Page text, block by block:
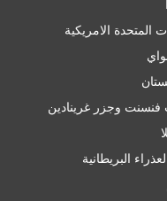
المتحدة الامريكية
وجزر غرينادين
البريطانية